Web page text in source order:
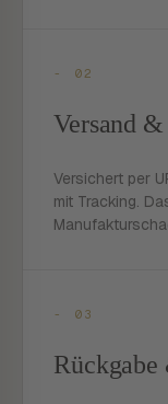
- 02
Versand
Versichert per
mit Tracking.
- 03